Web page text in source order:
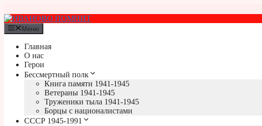
к
содержимому
Меню
Главная
О нас
Герои
Бессмертный полк
Книга памяти 1941-1945
Ветераны 1941-1945
Труженики тыла 1941-1945
Борцы с националистами
СССР 1945-1991